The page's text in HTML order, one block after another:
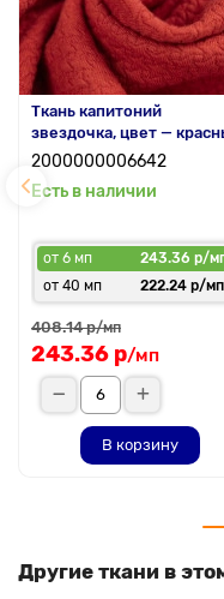
Ткань капитоний
звездочка, цвет —
2000000006642
Есть в наличии
от 6 мп
243.36 р/
от 40 мп
222.24 р/мп
408.14 р/мп
243.36 р/мп
В корзину
Другие ткани в